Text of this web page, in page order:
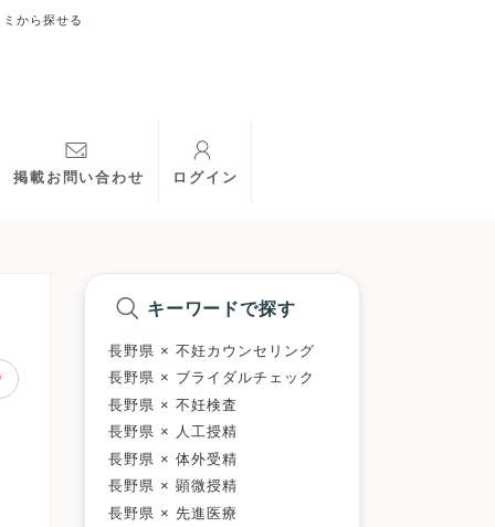
から探せる
掲載お問い合わせ ログイン
キーワードで探す
長野県 × 不妊カウンセリング
長野県 × ブライダルチェック
長野県 × 不妊検査
長野県 × 人工授精
長野県 × 体外受精
長野県 × 顕微授精
長野県 × 先進医療